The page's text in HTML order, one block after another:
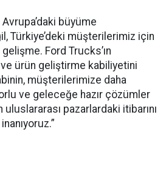
büyüme
Türkiye’deki müşterilerimiz için
Ford Trucks’ın
ürün geliştirme kabiliyetini
müşterilerimize daha
ve geleceğe hazır çözümler
uluslararası pazarlardaki itibarını